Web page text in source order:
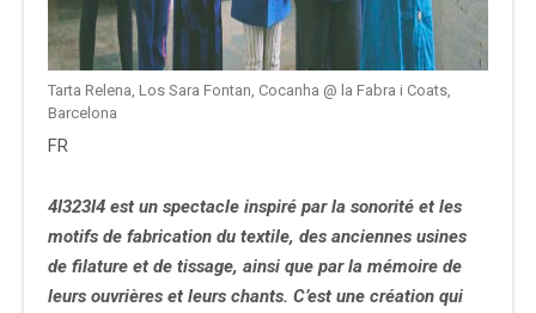
Tarta Relena, Los Sara Fontan, Cocanha @ la Fabra i Coats,
Barcelona
FR
4I323I4 est un spectacle inspiré par la sonorité et les
motifs de fabrication du textile, des anciennes usines
de filature et de tissage, ainsi que par la mémoire de
leurs ouvrières et leurs chants. C’est une création qui